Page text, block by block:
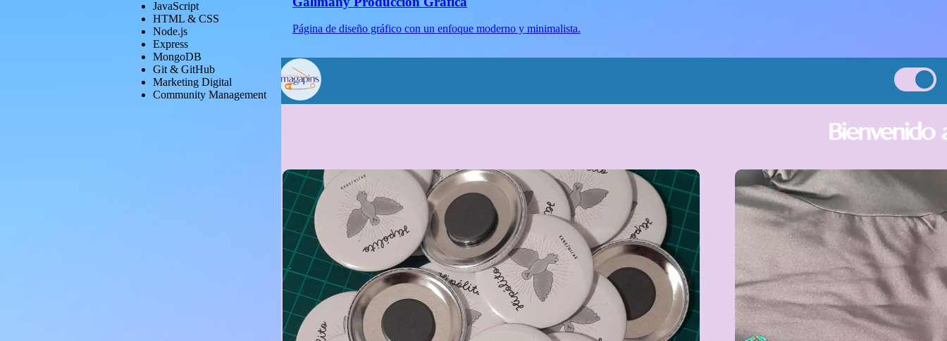
JavaScript
HTML & CSS
Node.js
Express
MongoDB
Git & GitHub
Marketing Digital
Community Management
Página de diseño gráfico con un enfoque moderno y minimalista.